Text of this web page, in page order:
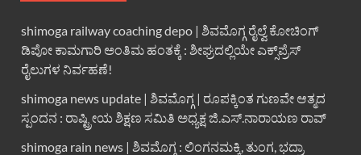
shimoga railway coaching depo | ಶಿವಮೊಗ್ಗ ರೈಲ್ವೆ ಕೋಚಿಂಗ್
ಡಿಪೋ ಕಾಮಗಾರಿ ಅಂತಿಮ ಹಂತಕ್ಕೆ : ಶೀಘ್ರದಲ್ಲಿಯೇ ಎಕ್ಸ್‌ಪ್ರೆಸ್
ರೈಲುಗಳ ನಿರ್ವಹಣೆ!
shimoga news update | ಶಿವಮೊಗ್ಗ | ರೂಪಕ್ಕಿಂತ ಗುಣವೇ ಆತ್ಮದ
ಸ್ಪಂದನ : ರಾಷ್ಟ್ರೀಯ ಶಿಕ್ಷಣ ಸಮಿತಿ ಅಧ್ಯಕ್ಷ ಜಿ.ಎಸ್.ನಾರಾಯಣ ರಾವ್
shimoga rain news | ಶಿವಮೊಗ್ಗ : ಲಿಂಗನಮಕ್ಕಿ, ತುಂಗ, ಭದ್ರಾ